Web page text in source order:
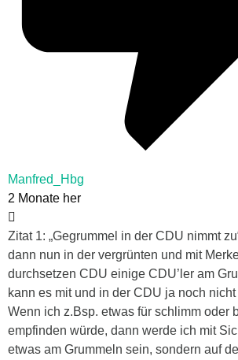
Manfred_Hbg
2 Monate her
Zitat 1: „Gegrummel in der CDU nimmt
dann nun in der vergrünten und mit
durchsetzen CDU einige CDU’ler am
kann es mit und in der CDU ja noch
Wenn ich z.Bsp. etwas für schlimm oder
empfinden würde, dann werde ich mit
etwas am Grummeln sein, sondern auf